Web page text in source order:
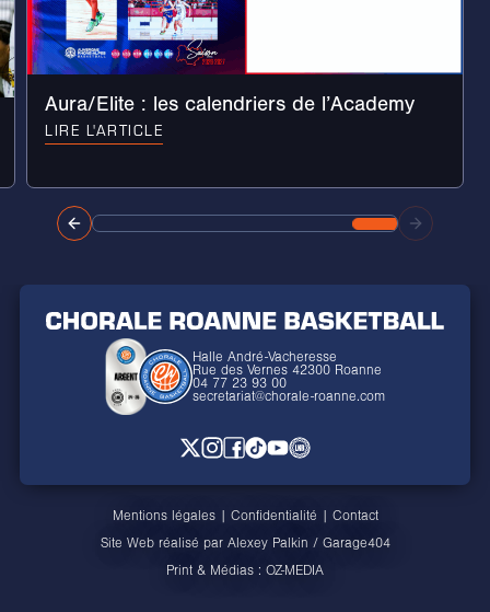
Aura/Elite : les calendriers de l’Academy
LIRE L'ARTICLE
Halle André-Vacheresse
Rue des Vernes 42300 Roanne
04 77 23 93 00
secretariat@chorale-roanne.com
Mentions légales| Confidentialité
Contact
Site Web réalisé par Alexey Palkin / Garage404
Print & Médias : OZ-MEDIA